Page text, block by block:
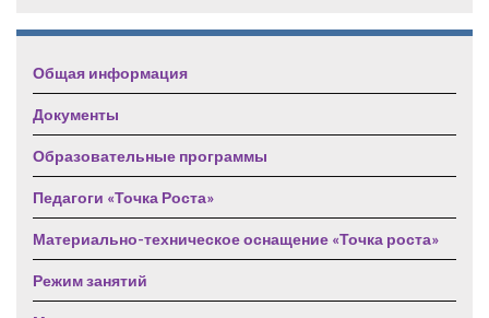
Общая информация
Документы
Образовательные программы
Педагоги «Точка Роста»
Материально-техническое оснащение «Точка роста»
Режим занятий